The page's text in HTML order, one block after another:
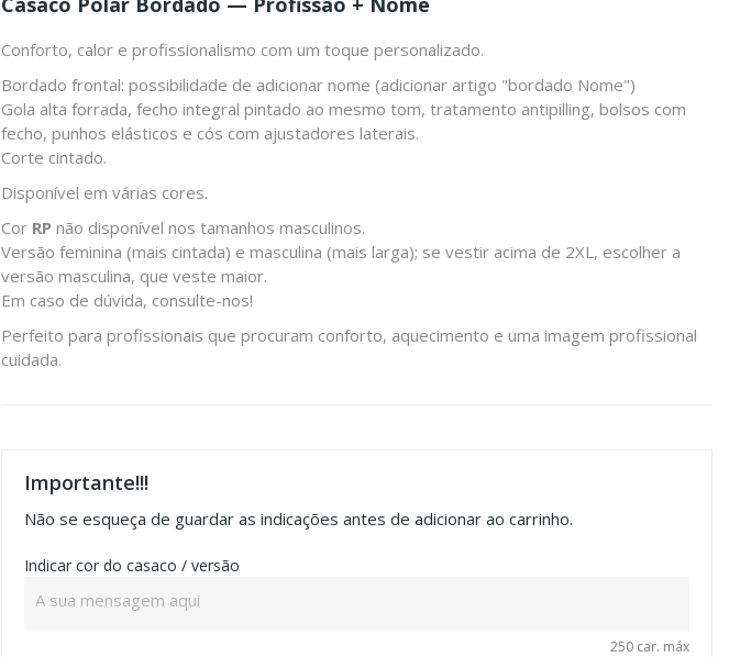
Conforto, calor e profissionalismo com um toque personalizado.
Bordado frontal: possibilidade de adicionar nome (adicionar artigo "bordado Nome")
Gola alta forrada, fecho integral pintado ao mesmo tom, tratamento antipilling, bolsos com
fecho, punhos elásticos e cós com ajustadores laterais.
Corte cintado.
Disponível em várias cores.
Cor RP não disponível nos tamanhos masculinos.
Versão feminina (mais cintada) e masculina (mais larga); se vestir acima de 2XL, escolher a
versão masculina, que veste maior.
Em caso de dúvida, consulte-nos!
Perfeito para profissionais que procuram conforto, aquecimento e uma imagem profissional
cuidada.
Importante!!!
Não se esqueça de guardar as indicações antes de adicionar ao carrinho.
Indicar cor do casaco / versão
250 car. máx